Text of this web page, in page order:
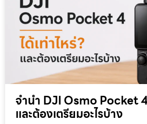
จำนำ DJI Osmo Pocket 4
และต้องเตรียมอะไรบ้าง